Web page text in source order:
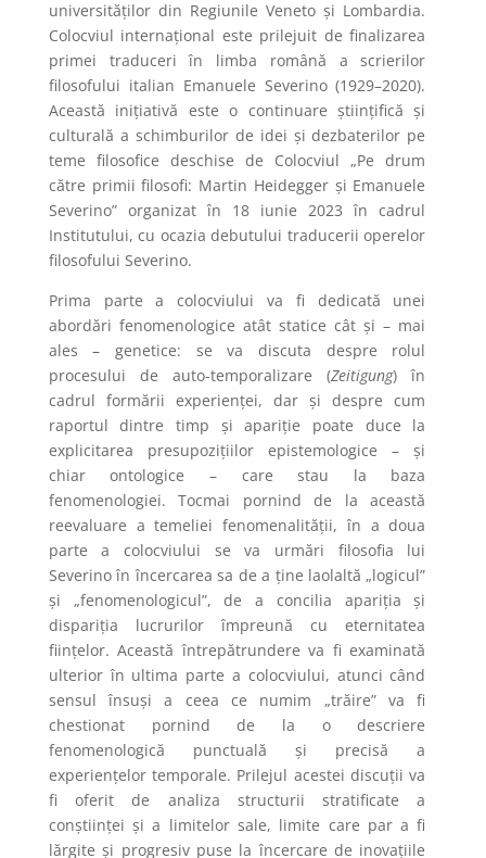
universităţilor din Regiunile Veneto şi Lombardia.
Colocviul internaţional este prilejuit de finalizarea
primei traduceri în limba română a scrierilor
filosofului italian Emanuele Severino (1929–2020).
Această iniţiativă este o continuare ştiinţifică şi
culturală a schimburilor de idei şi dezbaterilor pe
teme filosofice deschise de Colocviul „Pe drum
către primii filosofi: Martin Heidegger şi Emanuele
Severino” organizat în 18 iunie 2023 în cadrul
Institutului, cu ocazia debutului traducerii operelor
filosofului Severino.
Prima parte a colocviului va fi dedicată unei
abordări fenomenologice atât statice cât şi – mai
ales – genetice: se va discuta despre rolul
procesului de auto-temporalizare (Zeitigung) în
cadrul formării experienţei, dar şi despre cum
raportul dintre timp şi apariţie poate duce la
explicitarea presupoziţiilor epistemologice – şi
chiar ontologice – care stau la baza
fenomenologiei. Tocmai pornind de la această
reevaluare a temeliei fenomenalităţii, în a doua
parte a colocviului se va urmări filosofia lui
Severino în încercarea sa de a ţine laolaltă „logicul”
şi „fenomenologicul”, de a concilia apariţia şi
dispariţia lucrurilor împreună cu eternitatea
fiinţelor. Această întrepătrundere va fi examinată
ulterior în ultima parte a colocviului, atunci când
sensul însuşi a ceea ce numim „trăire” va fi
chestionat pornind de la o descriere
fenomenologică punctuală şi precisă a
experienţelor temporale. Prilejul acestei discuţii va
fi oferit de analiza structurii stratificate a
conştiinţei şi a limitelor sale, limite care par a fi
lărgite şi progresiv puse la încercare de inovaţiile